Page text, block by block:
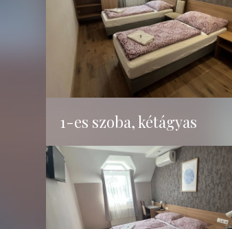
1-es szoba, kétágyas